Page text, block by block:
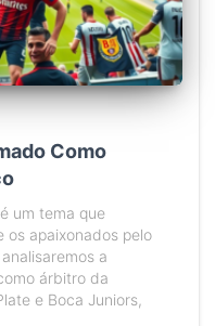
Como
um tema que
os apaixonados pelo
a
árbitro da
e Boca Juniors,